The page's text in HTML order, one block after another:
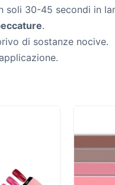
soli 30-45 secondi in
.
di sostanze nocive.